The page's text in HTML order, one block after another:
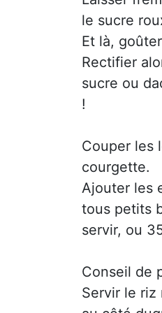
le sucre
Et là,
Rectifier
sucre ou
!
Couper les
courgette.
Ajouter les
tous petits
servir, ou
Conseil de
Servir le riz